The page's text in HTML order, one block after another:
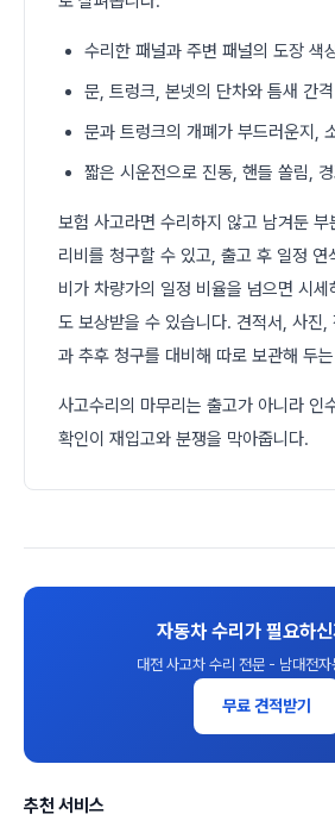
수리한 패널과 주변 패널의 도장 색
문, 트렁크, 본넷의 단차와 틈새 간격
문과 트렁크의 개폐가 부드러운지,
짧은 시운전으로 진동, 핸들 쏠림,
보험 사고라면 수리하지 않고 남겨둔
리비를 청구할 수 있고, 출고 후 일정 연
비가 차량가의 일정 비율을 넘으면 시
도 보상받을 수 있습니다. 견적서, 사진,
과 추후 청구를 대비해 따로 보관해 두
사고수리의 마무리는 출고가 아니라 인
확인이 재입고와 분쟁을 막아줍니다.
자동차 수리가 필요하
대전 사고차 수리 전문 - 남대전자
무료 견적받기
추천 서비스